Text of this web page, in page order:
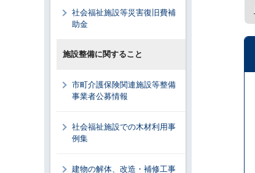
社会福祉施設等災害復旧費補
助金
施設整備に関すること
市町介護保険関連施設等整備
事業者公募情報
社会福祉施設での木材利用事
例集
建物の解体、改造・補修工事